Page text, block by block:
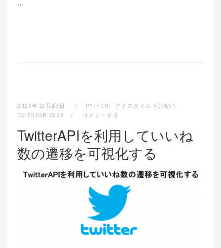
...
2020年12月13日 PYTHON 、 アイスタイル ADVENT
CALENDAR 2020
コメントする
TwitterAPIを利用していいね
数の遷移を可視化する